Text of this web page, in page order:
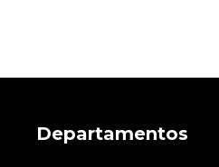
Departamentos